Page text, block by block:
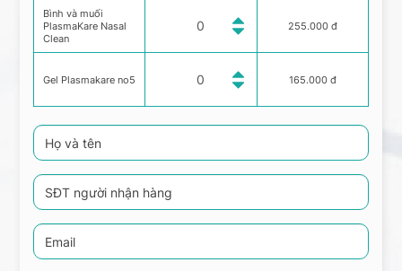
Bình và muối
PlasmaKare Nasal
Clean
Gel Plasmakare no5
255.000 đ
165.000 đ